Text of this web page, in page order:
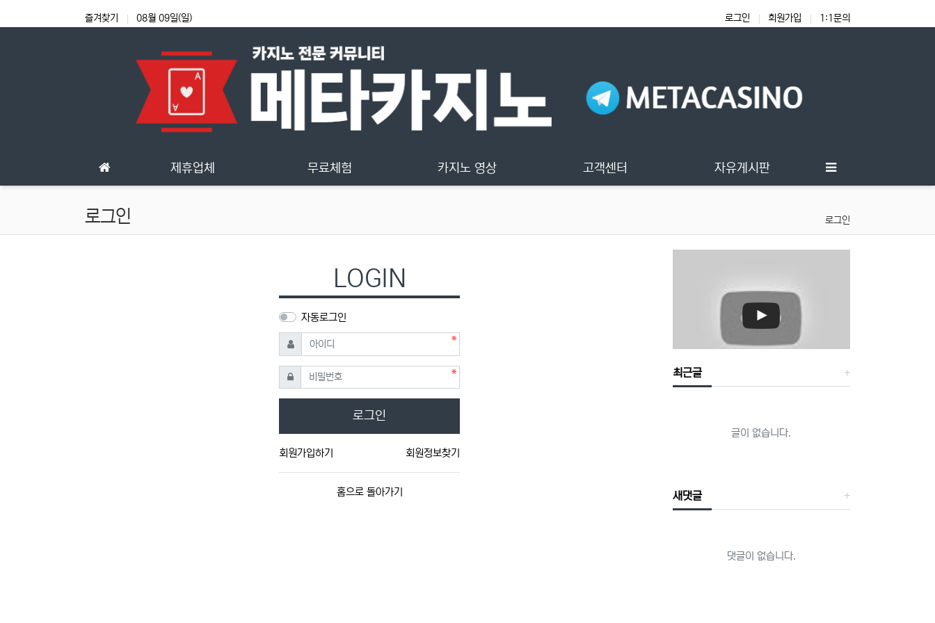
즐겨찾기 08월 09일(일) 로그인 회원가입 1:1문의
제휴업체 무료체험 카지노 영상 고객센터 자유게시판
로그인 로그인
LOGIN
자동로그인
아이디
필수
비밀번호필수
로그인
회원가입하기 회원정보찾기
홈으로 돌아가기
최근글
글이 없습니다.
새댓글
댓글이 없습니다.